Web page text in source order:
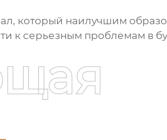
который наилучшим
к серьезным проблемам в